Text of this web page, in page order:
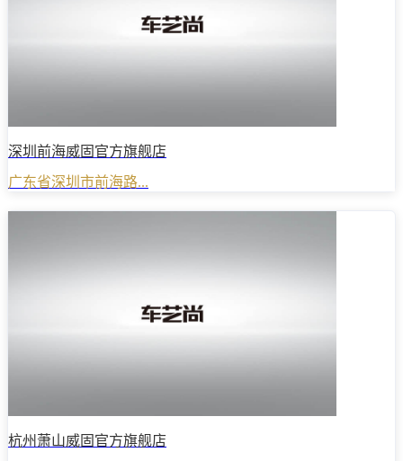
深圳前海威固官方旗舰店
广东省深圳市前海路...
杭州萧山威固官方旗舰店